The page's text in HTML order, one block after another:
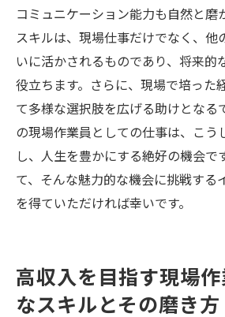
応募に最適なタイミング
応募準備として必要な事
現場仕事の特殊性に応じ
性
新しい環境に適応するた
応募前のスキルチェック
新たな職場でのスタート
コミュニケーション能力も自然と磨
スキルは、現場仕事だけでなく、他
いに活かされるものであり、将来的
役立ちます。さらに、現場で培った
て多様な選択肢を広げる助けとなる
の現場作業員としての仕事は、こう
し、人生を豊かにする絶好の機会で
て、そんな魅力的な機会に挑戦する
を得ていただければ幸いです。
高収入を目指す現場
なスキルとその磨き方